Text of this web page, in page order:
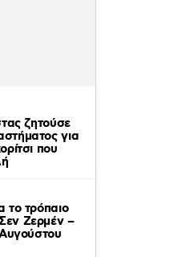
ζητούσε
για
που
το τρόπαιο
Ζερμέν –